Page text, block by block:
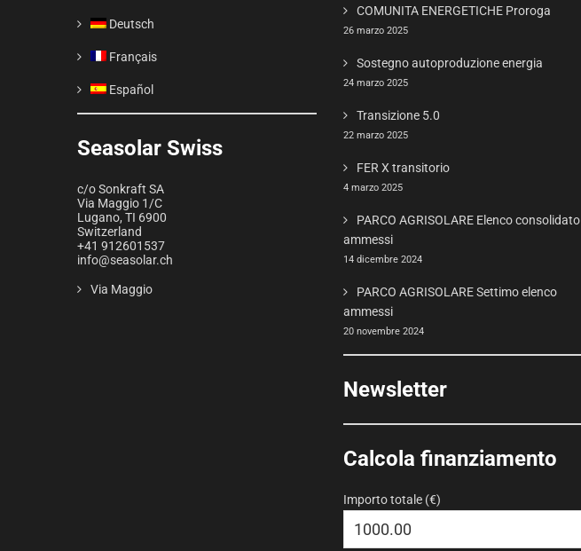
Deutsch
Français
Español
Seasolar Swiss
c/o Sonkraft SA
Via Maggio 1/C
Lugano, TI 6900
Switzerland
+41 912601537
info@seasolar.ch
Via Maggio
COMUNITA ENERGETICHE Proroga
26 marzo 2025
Sostegno autoproduzione energia
24 marzo 2025
Transizione 5.0
22 marzo 2025
FER X transitorio
4 marzo 2025
PARCO AGRISOLARE Elenco consolidato
ammessi
14 dicembre 2024
PARCO AGRISOLARE Settimo elenco
ammessi
20 novembre 2024
Newsletter
Calcola finanziamento
Importo totale (€)